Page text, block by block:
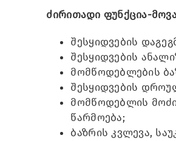
ძირითადი ფუნქცია-
შესყიდვების
შესყიდვების
მომწოდებლების
შესყიდვების
მომწოდებლის
წარმოება;
ბაზრის კვლევა,